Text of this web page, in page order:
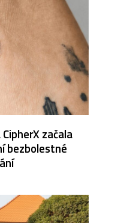
začala
bezbolestné